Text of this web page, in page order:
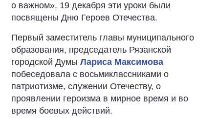
о важном». 19 декабря эти уроки были
посвящены Дню Героев Отечества.
Первый заместитель главы муниципального
образования, председатель Рязанской
городской Думы Лариса Максимова
побеседовала с восьмиклассниками о
патриотизме, служении Отечеству, о
проявлении героизма в мирное время и во
время боевых действий.